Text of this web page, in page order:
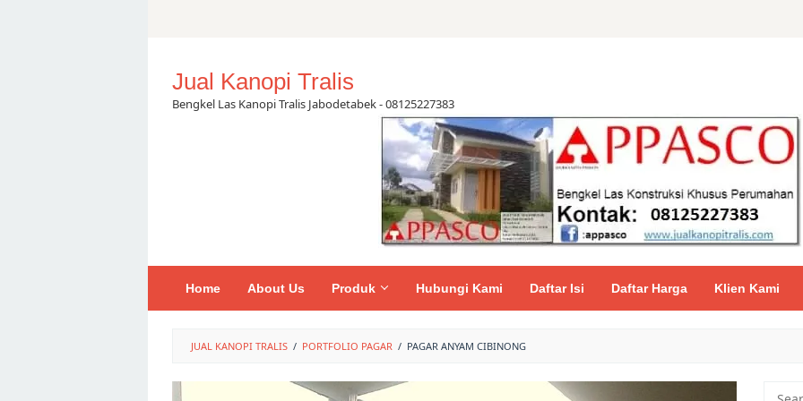
Jual Kanopi Tralis
Bengkel Las Kanopi Tralis Jabodetabek - 08125227383
Home About Us Produk Hubungi Kami Daftar Isi Daftar Harga Klien Kami
JUAL KANOPI TRALIS / PORTFOLIO PAGAR / PAGAR ANYAM CIBINONG